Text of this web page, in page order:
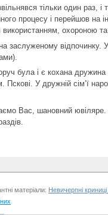
тільки один раз,
процесу і перейшов
використанням, охороною
заслуженому відпочинку.
була і є кохана
Пскові. У дружній сім’ї
Вас, шановний
матеріали: Невичерпні